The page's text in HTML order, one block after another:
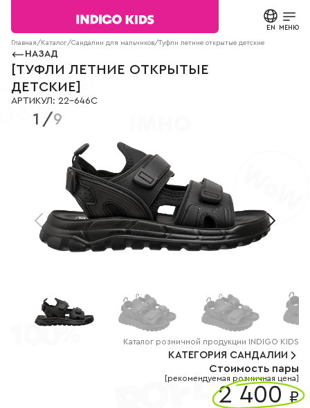
EN МЕНЮ
КАТАЛОГ
О БРЕНДЕ
СТАТЬИ
ПАРТНЕРАМ
МАГАЗИНЫ
+7
(800)
сообщения
Согласие на
обработку
персональных
данных.
Политика
конфиденциальности
все
обязательны
заполнению
СВЯЗАТЬСЯ С НАМИ
22-646C
Главная / Каталог/Сандалии для мальчиков/Туфли летние открытые детские
НАЗАД
ТУФЛИ ЛЕТНИЕ ОТКРЫТЫЕ
ДЕТСКИЕ
АРТИКУЛ : 22-646C
1 /9
Каталог розничной продукции INDIGO KIDS
КАТЕГОРИЯ САНДАЛИИ
Стоимость пары
[рекомендуемая розничная цена]
2 400 ₽